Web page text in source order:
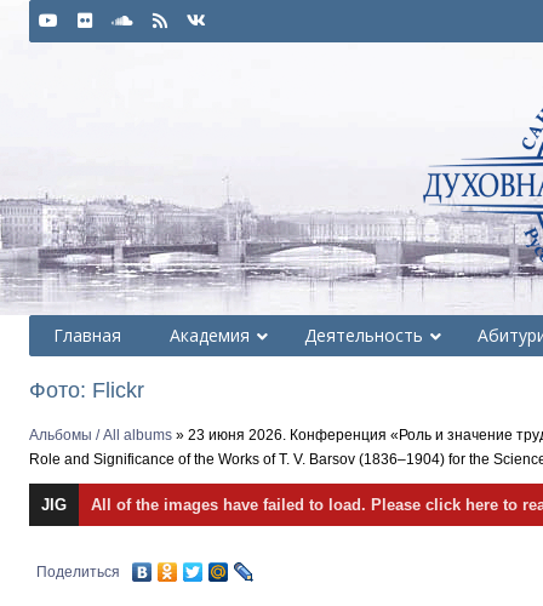
Главная Академия Деятельность
Фото: Flickr
Альбомы / All albums » 23 июня 2026. Конференция «Роль и значение
Role and Significance of the Works of T. V. Barsov (1836–1904) for the
JIG All of the images have failed to load. Please click here to
Поделиться